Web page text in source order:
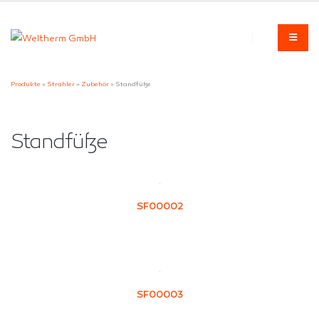
Produkte » Strahler » Zubehör » Standfüße
Standfüße
SF00002
SF00003